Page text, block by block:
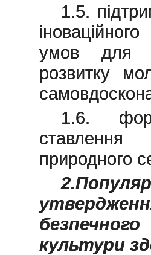
1.5.
умов для
розвитку
1.6.
природного
культури